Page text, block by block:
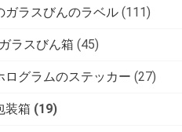
ガラスびんのラベル (111)
ラスびん箱 (45)
ログラムのステッカー (27)
装箱 (19)